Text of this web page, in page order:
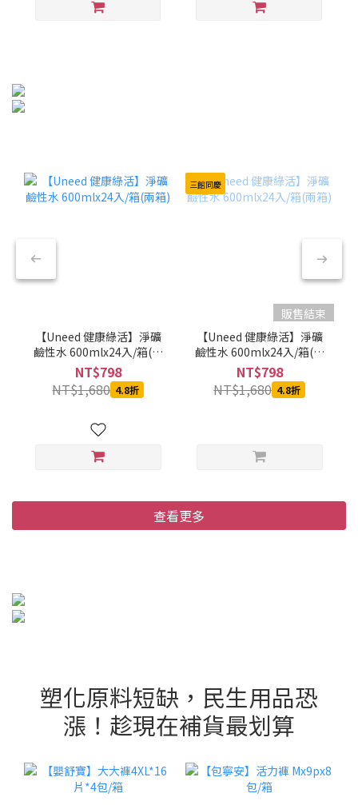
【Uneed 健康綠活】淨礦
鹼性水 600mlx24入/箱(兩
箱)
NT$798
NT$1,680 4.8折
三館同慶
販售結束
【Uneed 健康綠活】淨礦
鹼性水 600mlx24入/箱(兩
箱)
NT$798
NT$1,680 4.8折
查看更多
塑化原料短缺，民生用品恐
漲！趁現在補貨最划算